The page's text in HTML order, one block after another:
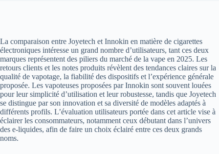
La comparaison entre Joyetech et Innokin en matière de cigarettes
électroniques intéresse un grand nombre d’utilisateurs, tant ces deux
marques représentent des piliers du marché de la vape en 2025. Les
retours clients et les notes produits révèlent des tendances claires sur la
qualité de vapotage, la fiabilité des dispositifs et l’expérience générale
proposée. Les vapoteuses proposées par Innokin sont souvent louées
pour leur simplicité d’utilisation et leur robustesse, tandis que Joyetech
se distingue par son innovation et sa diversité de modèles adaptés à
différents profils. L’évaluation utilisateurs portée dans cet article vise à
éclairer les consommateurs, notamment ceux débutant dans l’univers
des e-liquides, afin de faire un choix éclairé entre ces deux grands
noms.